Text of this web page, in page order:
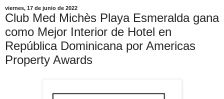
viernes, 17 de junio de 2022
Club Med Michès Playa Esmeralda gana
como Mejor Interior de Hotel en
República Dominicana por Americas
Property Awards